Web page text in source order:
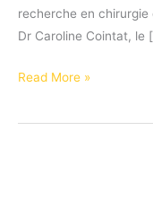
recherche en chirurgie
Dr Caroline Cointat, le
L’IULS
représenté
Read More »